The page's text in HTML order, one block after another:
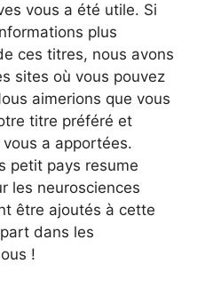
vous a été utile. Si
plus
ces titres, nous avons
sites où vous pouvez
aimerions que vous
titre préféré et
a apportées.
petit pays resume
les neurosciences
être ajoutés à cette
dans les
!